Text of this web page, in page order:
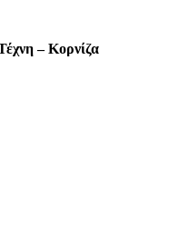
– Κορνίζα